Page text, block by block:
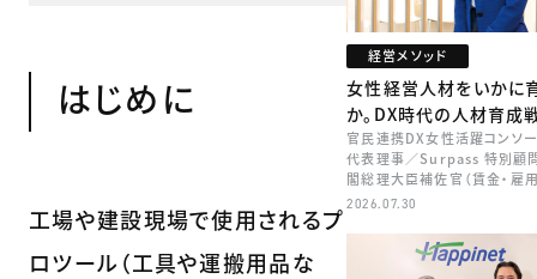
はじめに
工場や建設現場で使用されるプ
ロツール（工具や運搬用品な
経営メソッド
女性経営人材をいかに
か。DX時代の人材育成
官民連携DX女性活躍コンソ
代表理事／Surpass 特別顧
閣総理大臣補佐官（賃金・雇
矢田 稚子
2026.07.30